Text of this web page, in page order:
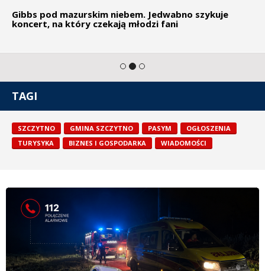
Gibbs pod mazurskim niebem. Jedwabno szykuje
koncert, na który czekają młodzi fani
TAGI
SZCZYTNO GMINA SZCZYTNO PASYM
OGŁOSZENIA
TURYSYKA
BIZNES I GOSPODARKA WIADOMOŚCI